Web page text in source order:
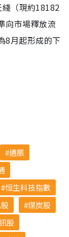
（現約18182
向市場釋放流
8月起形成的下
通脹
恒生科技指數
煤炭股
股